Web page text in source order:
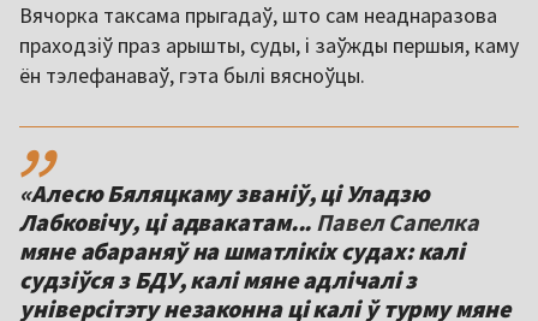
Вячорка таксама прыгадаў, што сам неаднаразова
праходзіў праз арышты, суды, і заўжды першыя, каму
ён тэлефанаваў, гэта былі вясноўцы.
,,
«Алесю Бяляцкаму званіў, ці Уладзю
Лабковічу, ці адвакатам... Павел Сапелка
мяне абараняў на шматлікіх судах: калі
судзіўся з БДУ, калі мяне адлічалі з
універсітэту незаконна ці калі ў турму мяне